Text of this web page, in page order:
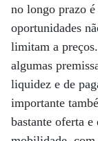
no longo prazo
oportunidades
limitam a
algumas
liquidez e de
importante
bastante oferta